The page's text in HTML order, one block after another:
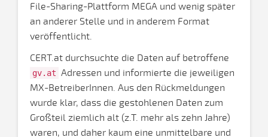
File-Sharing-Plattform MEGA und wenig später
an anderer Stelle und in anderem Format
veröffentlicht.
CERT.at durchsuchte die Daten auf betroffene
gv.at Adressen und informierte die jeweiligen
MX-BetreiberInnen. Aus den Rückmeldungen
wurde klar, dass die gestohlenen Daten zum
Großteil ziemlich alt (z.T. mehr als zehn Jahre)
waren, und daher kaum eine unmittelbare und